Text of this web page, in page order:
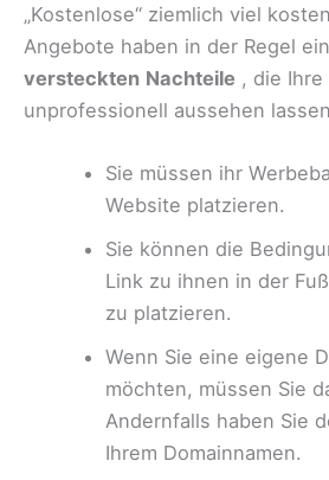
„Kostenlose“ ziemlich viel
Angebote haben in der Regel
versteckten Nachteile , die
unprofessionell aussehen
Sie müssen ihr
Website platzieren.
Sie können die
Link zu ihnen in der
zu platzieren.
Wenn Sie eine eigene
möchten, müssen Sie
Andernfalls haben Sie
Ihrem Domainnamen.